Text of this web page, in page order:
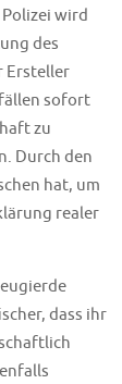
wird
des
Ersteller
sofort
zu
Durch den
hat, um
realer
dass ihr